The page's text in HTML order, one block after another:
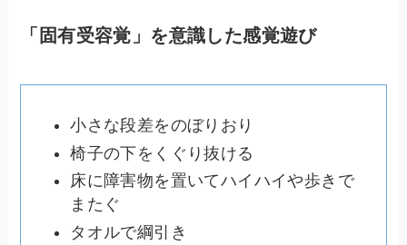
「固有受容覚」を意識した感覚遊び
小さな段差をのぼりおり
椅子の下をくぐり抜ける
床に障害物を置いてハイハイや歩きで
またぐ
タオルで綱引き